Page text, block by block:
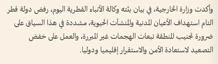
وأكدت وزارة الخارجية، في بيان بثته وكالة الأنباء القطرية اليوم، رفض دولة قطر
التام استهداف الأعيان المدنية والمنشآت الحيوية، مشددة في هذا السياق على
ضرورة تجنيب المنطقة تبعات الهجمات غير المبررة، والعمل على خفض
التصعيد لاستعادة الأمن والاستقرار إقليميا ودوليا.